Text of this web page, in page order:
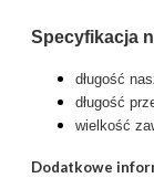
Specyfikacja
długość
długość
wielkość
Dodatkowe